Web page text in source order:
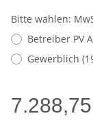
Bitte wählen:
Betreiber PV
Gewerblich